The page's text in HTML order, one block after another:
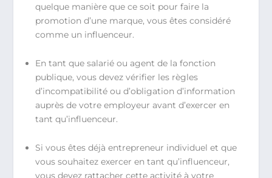
quelque manière que ce soit pour faire la
promotion d’une marque, vous êtes considéré
comme un influenceur.
En tant que salarié ou agent de la fonction
publique, vous devez vérifier les règles
d’incompatibilité ou d’obligation d’information
auprès de votre employeur avant d’exercer en
tant qu’influenceur.
Si vous êtes déjà entrepreneur individuel et que
vous souhaitez exercer en tant qu’influenceur,
vous devez rattacher cette activité à votre